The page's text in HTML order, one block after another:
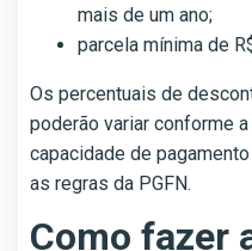
mais de um ano;
parcela mínima de
Os percentuais de
poderão variar conforme
capacidade de
as regras da PGFN.
Como fazer